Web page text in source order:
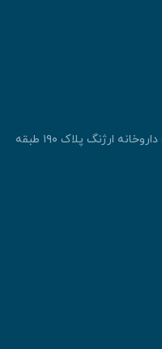
آدرس: تهران، تهرانپارس، فلکه دوم جنب داروخانه ارژنگ پلاک ۱۹۰ طبقه